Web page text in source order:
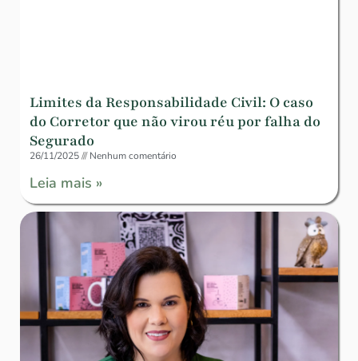
Limites da Responsabilidade Civil: O caso
do Corretor que não virou réu por falha do
Segurado
26/11/2025 Nenhum comentário
Leia mais »